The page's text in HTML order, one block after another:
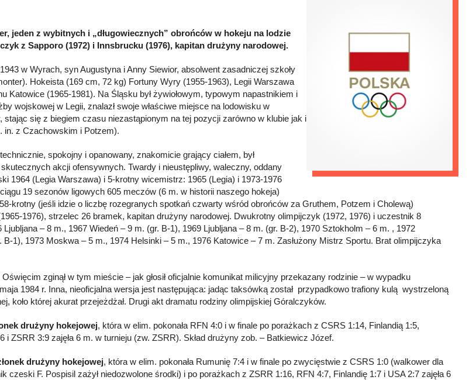
jeden z wybitnych i „długowiecznych” obrońców w hokeju na lodzie
z Sapporo (1972) i Innsbrucku (1976), kapitan drużyny narodowej.
w Wyrach, syn Augustyna i Anny Siewior, absolwent zasadniczej szkoły
Hokeista (169 cm, 72 kg) Fortuny Wyry (1955-1963), Legii Warszawa
Katowice (1965-1981). Na Śląsku był żywiołowym, typowym napastnikiem i
wojskowej w Legii, znalazł swoje właściwe miejsce na lodowisku w
stając się z biegiem czasu niezastąpionym na tej pozycji zarówno w klubie jak i
in. z Czachowskim i Potzem).
spokojny i opanowany, znakomicie grający ciałem, był
akcji ofensywnych. Twardy i nieustępliwy, waleczny, oddany
1964 (Legia Warszawa) i 5-krotny wicemistrz: 1965 (Legia) i 1973-1976
19 sezonów ligowych 605 meczów (6 m. w historii naszego hokeja)
krotny (jeśli idzie o liczbę rozegranych spotkań czwarty wśród obrońców za Gruthem, Potzem i Cholewą)
1976), strzelec 26 bramek, kapitan drużyny narodowej. Dwukrotny olimpijczyk (1972, 1976) i uczestnik 8
Ljubljana – 8 m., 1967 Wiedeń – 9 m. (gr. B-1), 1969 Ljubljana – 8 m. (gr. B-2), 1970 Sztokholm – 6 m. , 1972
B-1), 1973 Moskwa – 5 m., 1974 Helsinki – 5 m., 1976 Katowice – 7 m. Zasłużony Mistrz Sportu. Brat olimpijczyka
zginął w tym mieście – jak głosił oficjalnie komunikat milicyjny przekazany rodzinie – w wypadku
1984 r. Inna, nieoficjalna wersja jest następująca: jadąc taksówką został przypadkowo trafiony kulą wystrzeloną
koło której akurat przejeżdżał. Drugi akt dramatu rodziny olimpijskiej Góralczyków.
drużyny hokejowej, która w elim. pokonała RFN 4:0 i w finale po porażkach z CSRS 1:14, Finlandią 1:5,
i ZSRR 3:9 zajęła 6 m. w turnieju (zw. ZSRR). Skład drużyny zob. – Batkiewicz Józef.
drużyny hokejowej, która w elim. pokonała Rumunię 7:4 i w finale po zwycięstwie z CSRS 1:0 (walkower dla
czeski F. Pospisil zażył niedozwolone środki) i po porażkach z ZSRR 1:16, RFN 4:7, Finlandię 1:7 i USA 2:7 zajęła 6